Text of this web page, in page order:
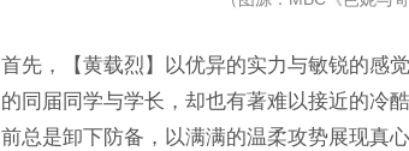
首先，【黄载烈】以优异的实力与敏锐的感
的同届同学与学长，却也有著难以接近的冷
前总是卸下防备，以满满的温柔攻势展现真心